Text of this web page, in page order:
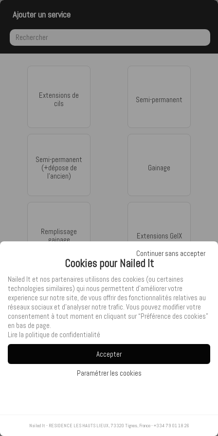
Ajouter un service
Extensions de
cils
Semi-permanent
Semi-permanent
(+dépose de
l'ancien)
Gainage
Remplissage
gainage
Extensions GelX
Dépose +
extensions GelX
Extensions en
gel au chablon
extensions gel
Nailed It - RESIDENCE LES HAUTS LIEUX, 73320 Tignes, France-+334 79 01 18 26
Continuer sans accepter
Cookies pour Nailed It
Nailed It et nos partenaires utilisons des cookies (ou certaines
technologies similaires) qui nous permettent d’améliorer votre
experience sur notre site, de vous offrir des fonctionnalités relatives au
réseaux sociaux et d’analyser notre trafic. Vous pouvez modifier votre
consentement à tout moment en cliquant sur “Préférence des cookies”
en bas de page.
Lire la politique de confidentialité
Accepter
Paramétrer les cookies
Nailed It - RESIDENCE LES HAUTS LIEUX, 73320 Tignes, France-+334 79 01 18 26